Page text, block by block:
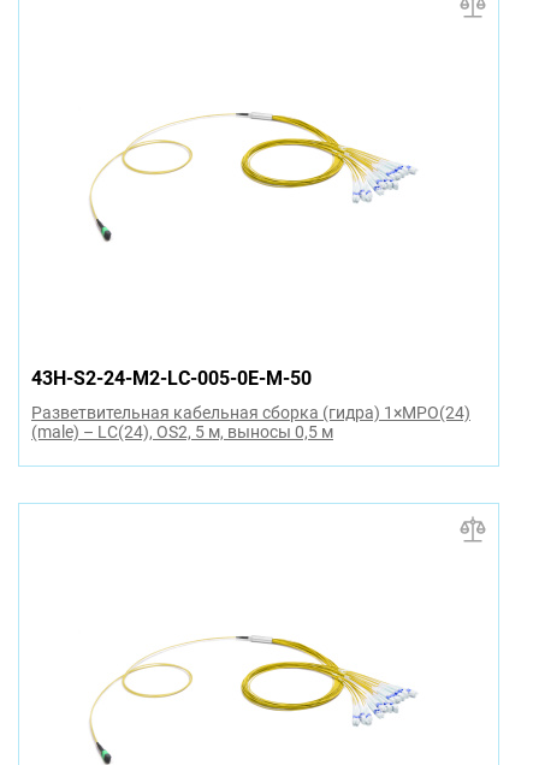
43H-S2-24-M2-LC-005-0E-M-50
Разветвительная кабельная сборка (гидра) 1×MPO(24)
(male) – LC(24), OS2, 5 м, выносы 0,5 м